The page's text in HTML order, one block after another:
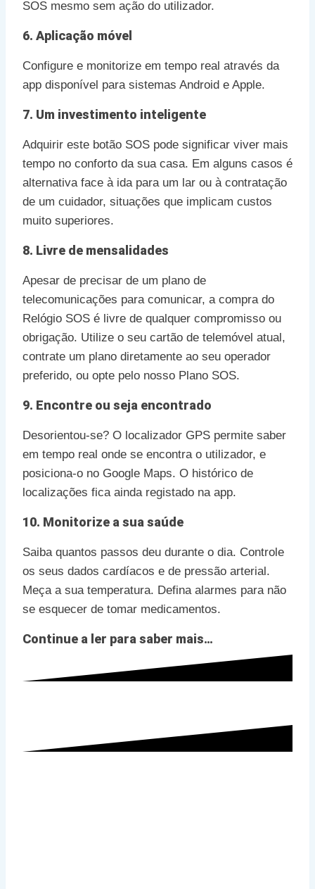
SOS mesmo sem ação do utilizador.
6. Aplicação móvel
Configure e monitorize em tempo real através da
app disponível para sistemas Android e Apple.
7. Um investimento inteligente
Adquirir este botão SOS pode significar viver mais
tempo no conforto da sua casa. Em alguns casos é
alternativa face à ida para um lar ou à contratação
de um cuidador, situações que implicam custos
muito superiores.
8. Livre de mensalidades
Apesar de precisar de um plano de
telecomunicações para comunicar, a compra do
Relógio SOS é livre de qualquer compromisso ou
obrigação. Utilize o seu cartão de telemóvel atual,
contrate um plano diretamente ao seu operador
preferido, ou opte pelo nosso Plano SOS.
9. Encontre ou seja encontrado
Desorientou-se? O localizador GPS permite saber
em tempo real onde se encontra o utilizador, e
posiciona-o no Google Maps. O histórico de
localizações fica ainda registado na app.
10. Monitorize a sua saúde
Saiba quantos passos deu durante o dia. Controle
os seus dados cardíacos e de pressão arterial.
Meça a sua temperatura. Defina alarmes para não
se esquecer de tomar medicamentos.
Continue a ler para saber mais…